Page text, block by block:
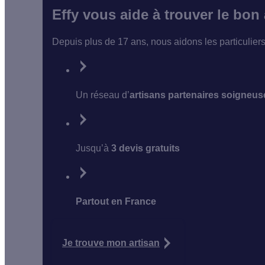
Effy vous aide à trouver le bon
Depuis plus de 17 ans, nous aidons les
Un réseau d’artisans partenaires
Jusqu’à3 devis gratuits
Partout en France
Je trouve mon artisan